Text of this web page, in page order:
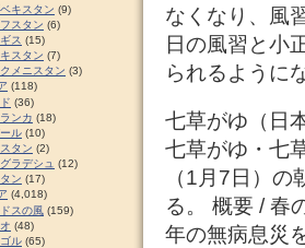
なくなり、風
日の風習と小
られるように
七草がゆ（日
七草がゆ・七
（1月7日）
る。 概要 / 春
年の無病息災
キスタン (9)
スタン (6)
ス (15)
スタン (7)
クメニスタン (3)
(118)
(36)
ンカ (18)
ル (10)
タン (2)
ラデシュ (12)
ン (17)
(4,018)
スの風 (159)
(48)
ル (65)